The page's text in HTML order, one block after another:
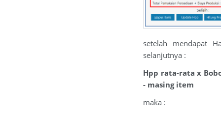
setelah mendapat
selanjutnya :
Hpp rata-rata x
- masing item
maka :